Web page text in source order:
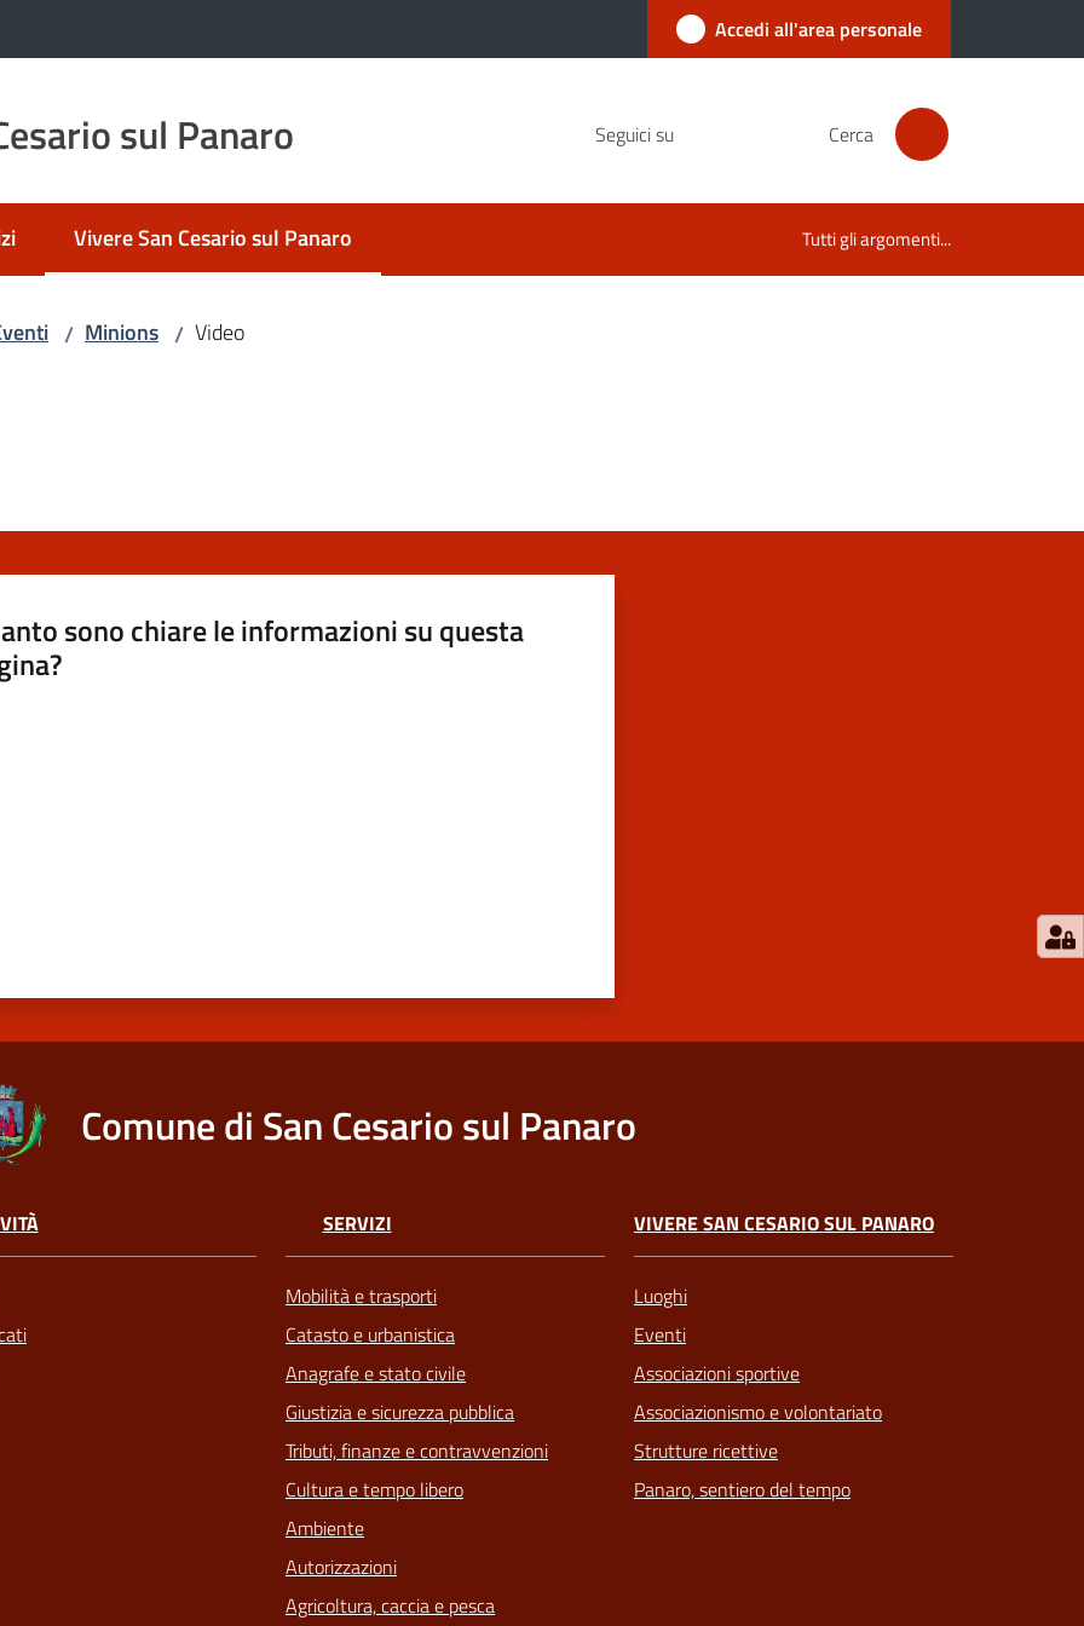
Accedi all'area personale
sul Panaro Seguici su Cerca
Vivere San Cesario sul Panaro
Menu selezionato Tutti gli argomenti...
/ Minions / Video
sono chiare le informazioni su questa
Comune di San Cesario sul Panaro
SERVIZI
Mobilità e trasporti
Catasto e urbanistica
Anagrafe e stato civile
Giustizia e sicurezza pubblica
Tributi, finanze e contravvenzioni
Cultura e tempo libero
Ambiente
Autorizzazioni
Agricoltura, caccia e pesca
VIVERE SAN CESARIO SUL PANARO
Luoghi
Eventi
Associazioni sportive
Associazionismo e volontariato
Strutture ricettive
Panaro, sentiero del tempo